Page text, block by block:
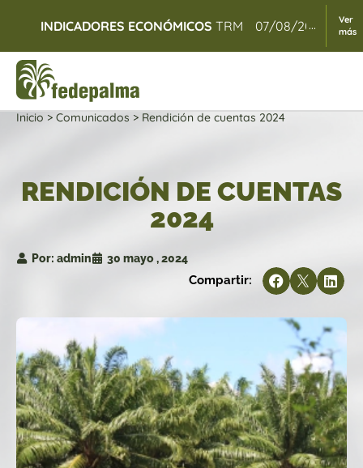
INDICADORES ECONÓMICOS TRM 07/08/2026 $
...
Ver
más
Inicio > Comunicados > Rendición de cuentas 2024
RENDICIÓN DE CUENTAS
2024
Por: admin 30 mayo , 2024
Compartir: